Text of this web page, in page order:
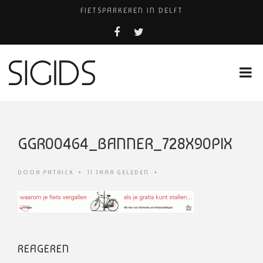
FIETSPARKEREN IN DELFT
PIZZERIA POMPEÏ ￼
COCKTAILS ON THE SPOT!
GGR00464_BANNER_728X90PIX
DOOR PATRICK • 11 JAAR GELEDEN •
REAGEREN